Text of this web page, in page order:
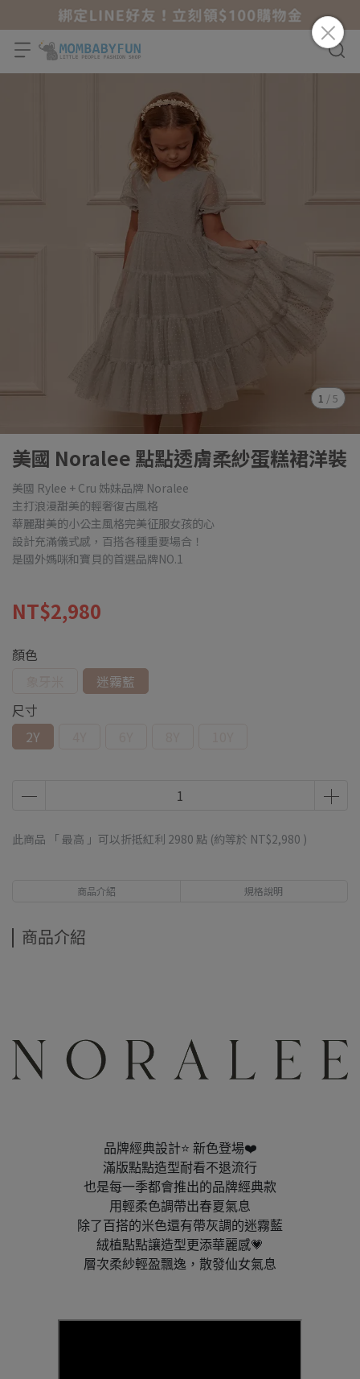
1 /5
美國 Noralee 點點透膚柔紗蛋糕裙洋裝
美國 Rylee + Cru 姊妹品牌 Noralee
主打浪漫甜美的輕奢復古風格
華麗甜美的小公主風格完美征服女孩的心
設計充滿儀式感，百搭各種重要場合！
是國外媽咪和寶貝的首選品牌NO.1
NT$2,980
顏色
迷霧藍
尺寸
2Y
此商品 「 最高 」可以折抵紅利 2980 點 (約等於 NT$2,980 )
商品介紹 規格說明
商品介紹
品牌經典設計⭐ 新色登場❤️
滿版點點造型耐看不退流行
也是每一季都會推出的品牌經典款
用輕柔色調帶出春夏氣息
除了百搭的米色還有帶灰調的迷霧藍
絨植點點讓造型更添華麗感💗
層次柔紗輕盈飄逸，散發仙女氣息